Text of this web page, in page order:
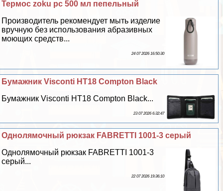
Термос zoku pc 500 мл пепельный
Производитель рекомендует мыть изделие
вручную без использования абразивных
моющих средств...
24 07 2026 16:50:30
Бумажник Visconti HT18 Compton Black
Бумажник Visconti HT18 Compton Black...
23 07 2026 6:32:47
Однолямочный рюкзак FABRETTI 1001-3 серый
Однолямочный рюкзак FABRETTI 1001-3
серый...
22 07 2026 19:36:10